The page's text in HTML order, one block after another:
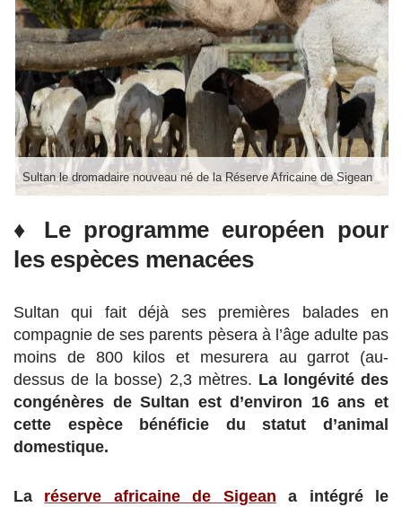
Sultan le dromadaire nouveau né de la Réserve Africaine de Sigean
♦ Le programme européen pour
les espèces menacées
Sultan qui fait déjà ses premières balades en
compagnie de ses parents pèsera à l’âge adulte pas
moins de 800 kilos et mesurera au garrot (au-
dessus de la bosse) 2,3 mètres. La longévité des
congénères de Sultan est d’environ 16 ans et
cette espèce bénéficie du statut d’animal
domestique.
La réserve africaine de Sigean a intégré le